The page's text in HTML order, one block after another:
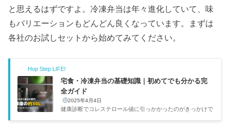
と思えるはずですよ。冷凍弁当は年々進化していて、味
もバリエーションもどんどん良くなっています。まずは
各社のお試しセットから始めてみてください。
Hop Step LIFE!
宅食・冷凍弁当の基礎知識｜初めてでも分かる完
全ガイド
2025年4月4日
健康診断でコレステロール値に引っかかったのがきっかけで